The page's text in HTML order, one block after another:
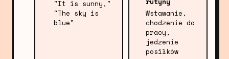
"It is sunny,"
"The sky is
blue"
Wstawanie,
chodzenie do
pracy,
jedzenie
posiłków